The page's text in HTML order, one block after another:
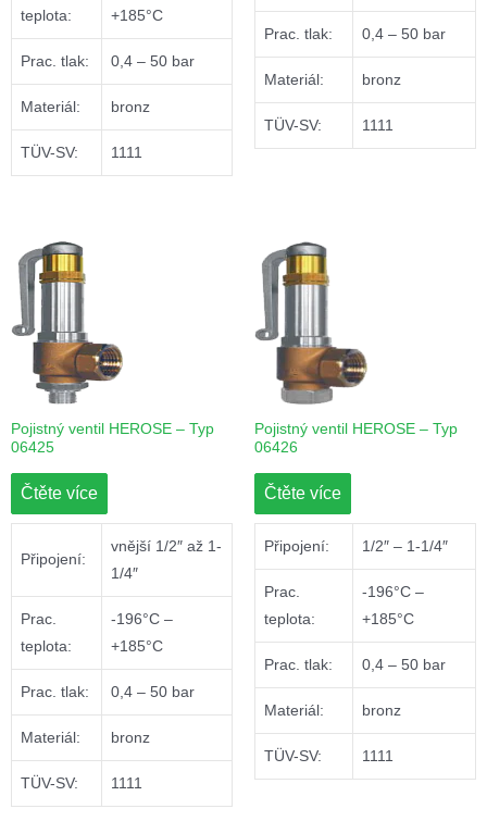
teplota:
+185°C
Prac. tlak: 0,4 – 50 bar
Materiál: bronz
TÜV-SV: 1111
Prac. tlak: 0,4 – 50 bar
Materiál: bronz
TÜV-SV: 1111
Pojistný ventil HEROSE – Typ
06425
Čtěte více
Připojení:
vnější 1/2″ až 1-
1/4″
Prac.
teplota:
-196°C –
+185°C
Prac. tlak: 0,4 – 50 bar
Materiál: bronz
TÜV-SV: 1111
Pojistný ventil HEROSE – Typ
06426
Čtěte více
Připojení: 1/2″ – 1-1/4″
Prac.
teplota:
-196°C –
+185°C
Prac. tlak: 0,4 – 50 bar
Materiál: bronz
TÜV-SV: 1111